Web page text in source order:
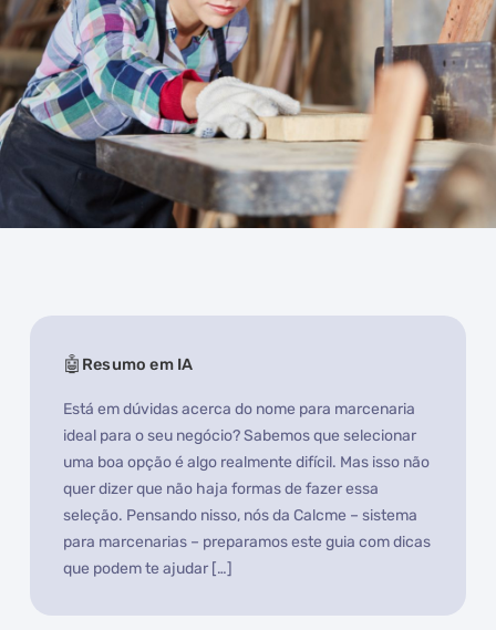
Resumo em IA
Está em dúvidas acerca do nome para marcenaria
ideal para o seu negócio? Sabemos que selecionar
uma boa opção é algo realmente difícil. Mas isso não
quer dizer que não haja formas de fazer essa
seleção. Pensando nisso, nós da Calcme – sistema
para marcenarias – preparamos este guia com dicas
que podem te ajudar […]